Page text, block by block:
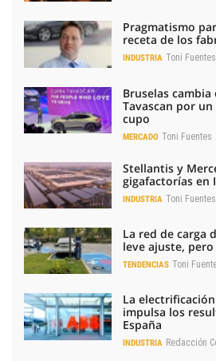
Pragmatismo
receta de los
INDUSTRIA Toni Fuentes
Bruselas cambia
Tavascan por
cupo
MERCADO Toni Fuentes
Stellantis y
gigafactorías en
INDUSTRIA Toni Fuentes
La red de carga
leve ajuste,
TENDENCIAS Toni
La
impulsa los
España
INDUSTRIA Redacción